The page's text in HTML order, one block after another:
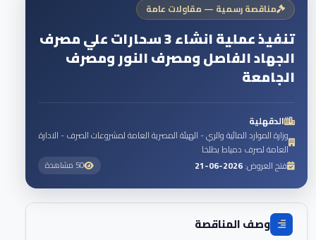
مناقصة رسمية — مقاولات عامة
تنفيذ عملية انشاء 3 سحارات علي مصرف
الجهاد الفاصل ومصرف النور ومصرف
الجامعة
الدقهلية
وزارة الموارد المائية والري - الهيئة المصرية العامة لمشروعات الصرف - الادارة
العامة لصرف دمياط بطلخا
فتح العروض:2026-06-21 50 مشاهدة
وصف المناقصة